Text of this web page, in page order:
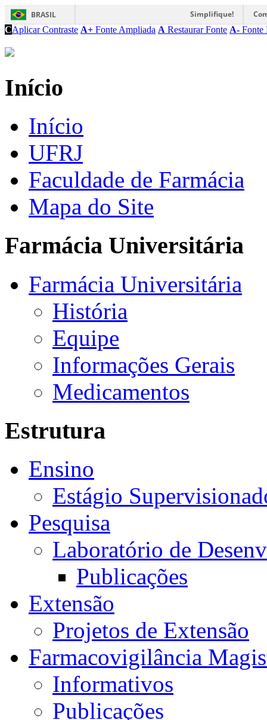
BRASIL Simplifique!
CAplicar Contraste A+ Fonte Ampliada A Restaurar Fonte A- Fonte
Início
Início
UFRJ
Faculdade de Farmácia
Mapa do Site
Farmácia Universitária
Farmácia Universitária
História
Equipe
Informações Gerais
Medicamentos
Estrutura
Ensino
Estágio
Pesquisa
Laboratório de
Publicações
Extensão
Projetos de Extensão
Farmacovigilância
Informativos
Publicações